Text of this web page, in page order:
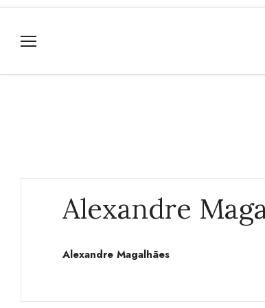
Alexandre
Alexandre Magalhães